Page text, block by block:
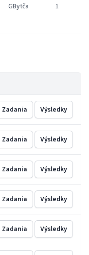
GBytča 1
Zadania Výsledky
Zadania Výsledky
Zadania Výsledky
Zadania Výsledky
Zadania Výsledky